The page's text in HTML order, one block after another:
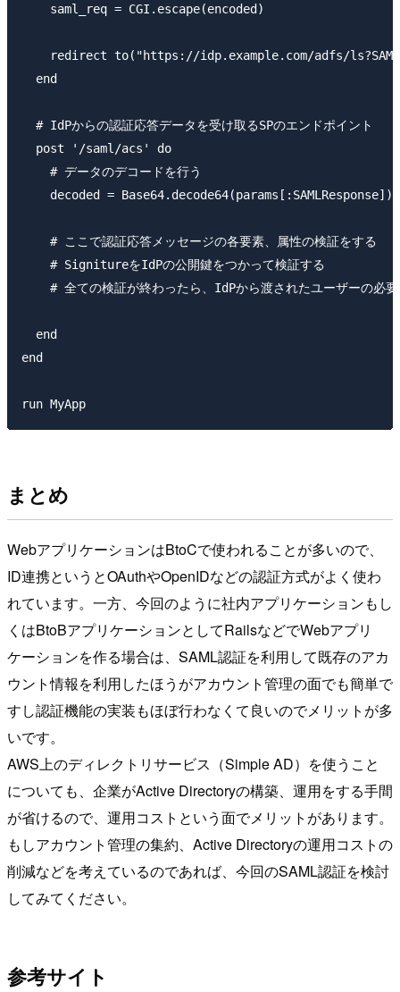
    saml_req = CGI.escape(encoded)
redirect to("https://idp.example.com/adfs/
  end
  # IdPからの認証応答データを受け取るSPのエンドポイント
  post '/saml/acs' do
    # データのデコードを行う
    decoded = Base64.decode64(params[:SAMLResponse])
    # ここで認証応答メッセージの各要素、属性の検証をする
    # SignitureをIdPの公開鍵をつかって検証する
# 全ての検証が終わったら、IdPから渡されたユーザーの必
  end
end
まとめ
WebアプリケーションはBtoCで使われることが多いので、
ID連携というとOAuthやOpenIDなどの認証方式がよく使わ
れています。一方、今回のように社内アプリケーションもし
くはBtoBアプリケーションとしてRailsなどでWebアプリ
ケーションを作る場合は、SAML認証を利用して既存のアカ
ウント情報を利用したほうがアカウント管理の面でも簡単で
すし認証機能の実装もほぼ行わなくて良いのでメリットが多
いです。
AWS上のディレクトリサービス（Simple AD）を使うこと
についても、企業がActive Directoryの構築、運用をする手間
が省けるので、運用コストという面でメリットがあります。
もしアカウント管理の集約、Active Directoryの運用コストの
削減などを考えているのであれば、今回のSAML認証を検討
してみてください。
参考サイト